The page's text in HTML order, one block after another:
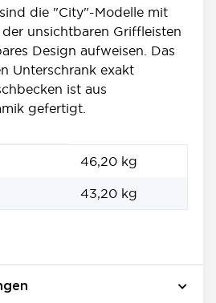
die "City"-Modelle mit
unsichtbaren Griffleisten
Design aufweisen. Das
Unterschrank exakt
ist aus
gefertigt.
46,20 kg
43,20 kg